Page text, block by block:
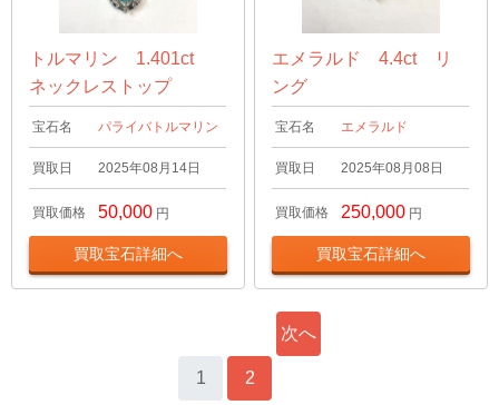
トルマリン 1.401ct
ネックレストップ
宝石名 パライバトルマリン
買取日 2025年08月14日
買取価格 50,000 円
買取宝石詳細へ
エメラルド 4.4ct リ
ング
宝石名 エメラルド
買取日 2025年08月08日
買取価格 250,000 円
買取宝石詳細へ
1 2
次へ